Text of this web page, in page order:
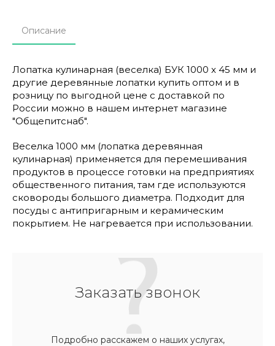
Описание
Лопатка кулинарная (веселка) БУК 1000 x 45 мм и
другие деревянные лопатки купить оптом и в
розницу по выгодной цене с доставкой по
России можно в нашем интернет магазине
"Общепитснаб".
Веселка 1000 мм (лопатка деревянная
кулинарная) применяется для перемешивания
продуктов в процессе готовки на предприятиях
общественного питания, там где используются
сковороды большого диаметра. Подходит для
посуды с антипригарным и керамическим
покрытием. Не нагревается при использовании.
Заказать звонок
Подробно расскажем о наших услугах,